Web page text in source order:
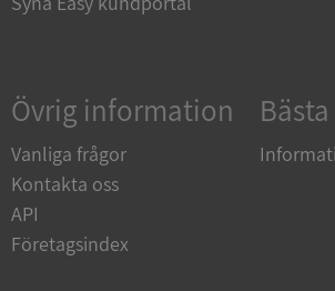
Övrig information
Vanliga frågor
Kontakta oss
API
Företagsindex
VISITOR_PRIVACY_METADATA
Privacy Policy